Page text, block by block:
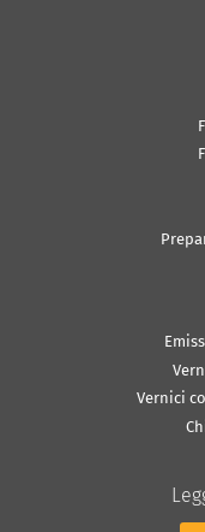
Vernici